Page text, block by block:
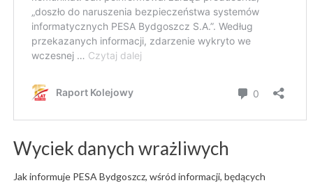
Wyciek danych wrażliwych
Jak informuje PESA Bydgoszcz, wśród informacji, będących